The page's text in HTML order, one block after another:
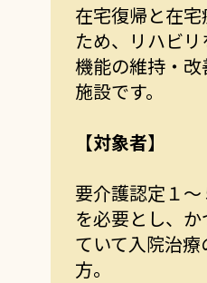
在宅復帰と在
ため、リハビ
機能の維持・
施設です。
【対象者】
要介護認定１～
を必要とし、
ていて入院治
方。